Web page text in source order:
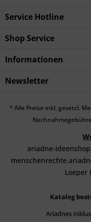
Service Hotline
Shop Service
Informationen
Newsletter
* Alle Preise inkl. gesetzl.
ariadne-
Loeper
Katalog
Ariadnes